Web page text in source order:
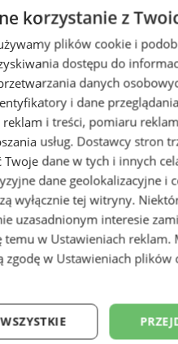
"Messa di Gloria" –
muzyczne w
korzystanie z
plików cookie i
dostępu do
danych
i dane
i treści, pomiaru
usług. Dostawcy stron
Twoje dane w tych i innych
dane geolokalizacyjne i
wyłącznie tej witryny.
uzasadnionym interesie
temu w Ustawieniach reklam.
zgodę w Ustawieniach plików